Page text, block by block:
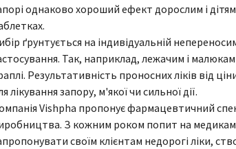
однаково хороший ефект дорослим і
ґрунтується на індивідуальній
Так, наприклад, лежачим і
Результативність проносних ліків від
лікування запору, м'якої чи сильної дії.
Vishpha пропонує фармацевтичний
З кожним роком попит на
своїм клієнтам недорогі ліки,